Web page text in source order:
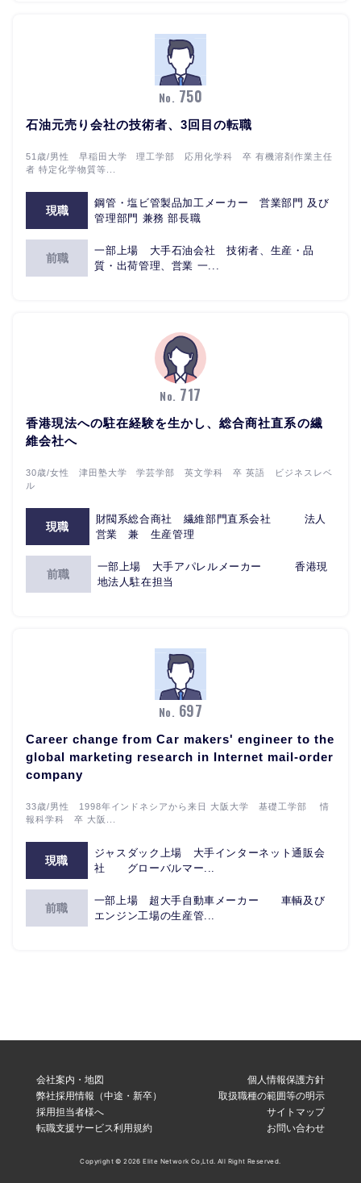
No. 750
石油元売り会社の技術者、3回目の転職
51歳/男性 早稲田大学 理工学部 応用化学科 卒 有機溶剤作業主任
者 特定化学物質等...
現職
鋼管・塩ビ管製品加工メーカー 営業部門 及び
管理部門 兼務 部長職
前職
一部上場 大手石油会社 技術者、生産・品
質・出荷管理、営業 一...
No. 717
香港現法への駐在経験を生かし、総合商社直系の繊
維会社へ
30歳/女性 津田塾大学 学芸学部 英文学科 卒 英語 ビジネスレベ
ル
現職
財閥系総合商社 繊維部門直系会社 法人
営業 兼 生産管理
前職
一部上場 大手アパレルメーカー 香港現
地法人駐在担当
No. 697
Career change from Car makers' engineer to the
global marketing research in Internet mail-order
company
33歳/男性 1998年インドネシアから来日 大阪大学 基礎工学部 情
報科学科 卒 大阪...
現職
ジャスダック上場 大手インターネット通販会
社 グローバルマー...
前職
一部上場 超大手自動車メーカー 車輌及び
エンジン工場の生産管...
会社案内・地図
弊社採用情報（中途・新卒）
採用担当者様へ
転職支援サービス利用規約
個人情報保護方針
取扱職種の範囲等の明示
サイトマップ
お問い合わせ
Copyright © 2026 Elite Network Co,Ltd. All Right Reserved.